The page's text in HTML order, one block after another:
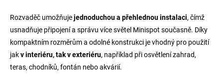
Rozvaděč umožňujejednoduchou a přehlednou instalaci, čímž
usnadňuje připojení a správu více světel Minispot současně. Díky
kompaktním rozměrům a odolné konstrukci je vhodný pro použití
jakv interiéru, tak v exteriéru, například při osvětlení zahrad,
teras, chodníků, fontán nebo akvárií.